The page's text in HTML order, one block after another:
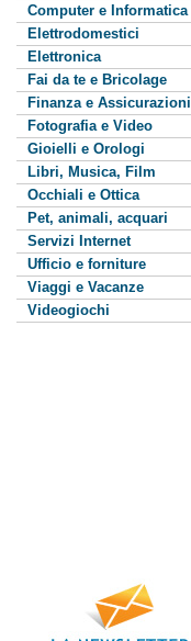
Computer e Informatica
Elettrodomestici
Elettronica
Fai da te e Bricolage
Finanza e Assicurazioni
Fotografia e Video
Gioielli e Orologi
Libri, Musica, Film
Occhiali e Ottica
Pet, animali, acquari
Servizi Internet
Ufficio e forniture
Viaggi e Vacanze
Videogiochi